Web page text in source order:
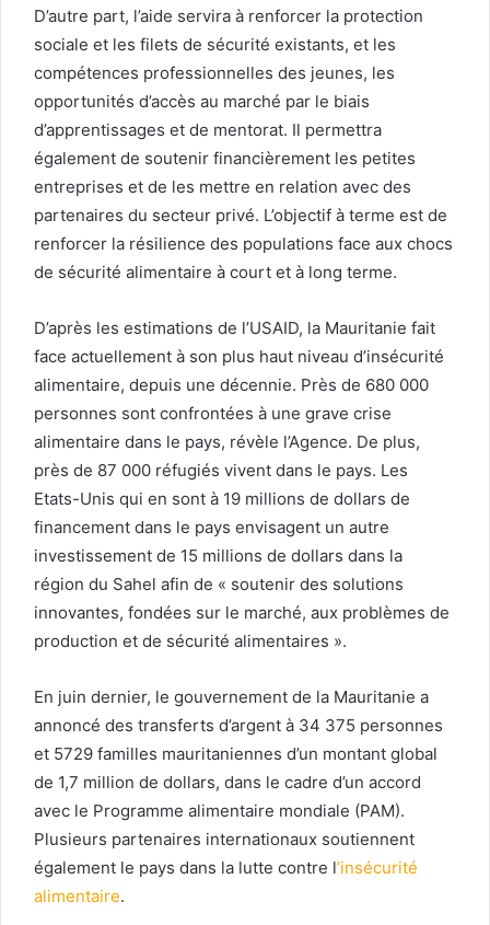
D’autre part, l’aide servira à renforcer la protection
sociale et les filets de sécurité existants, et les
compétences professionnelles des jeunes, les
opportunités d’accès au marché par le biais
d’apprentissages et de mentorat. Il permettra
également de soutenir financièrement les petites
entreprises et de les mettre en relation avec des
partenaires du secteur privé. L’objectif à terme est de
renforcer la résilience des populations face aux chocs
de sécurité alimentaire à court et à long terme.
D’après les estimations de l’USAID, la Mauritanie fait
face actuellement à son plus haut niveau d’insécurité
alimentaire, depuis une décennie. Près de 680 000
personnes sont confrontées à une grave crise
alimentaire dans le pays, révèle l’Agence. De plus,
près de 87 000 réfugiés vivent dans le pays. Les
Etats-Unis qui en sont à 19 millions de dollars de
financement dans le pays envisagent un autre
investissement de 15 millions de dollars dans la
région du Sahel afin de « soutenir des solutions
innovantes, fondées sur le marché, aux problèmes de
production et de sécurité alimentaires ».
En juin dernier, le gouvernement de la Mauritanie a
annoncé des transferts d’argent à 34 375 personnes
et 5729 familles mauritaniennes d’un montant global
de 1,7 million de dollars, dans le cadre d’un accord
avec le Programme alimentaire mondiale (PAM).
Plusieurs partenaires internationaux soutiennent
également le pays dans la lutte contre l’insécurité
alimentaire.